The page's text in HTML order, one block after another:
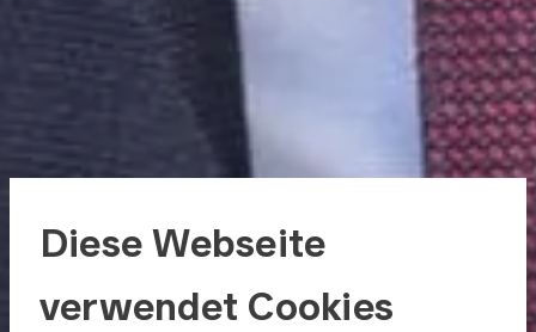
Diese Webseite
verwendet Cookies